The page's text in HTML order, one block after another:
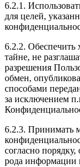
6.2.1.
для целей,
6.2.2.
тайне, не
разрешения
обмен,
способами
за исключением
6.2.3. Принимать
согласно
рода информации